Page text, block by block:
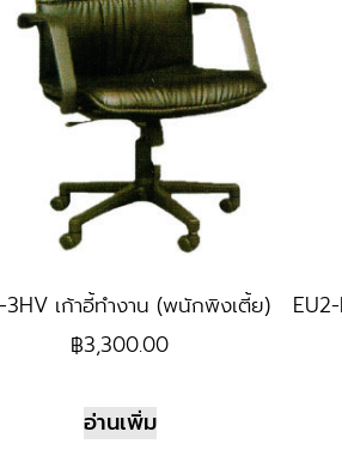
3HV เก้าอี้ทำงาน (พนักพิงเตี้ย)
฿3,300.00
อ่านเพิ่ม